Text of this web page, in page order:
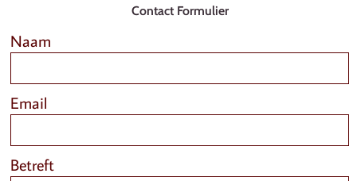
Contact Formulier
Naam
Email
Betreft